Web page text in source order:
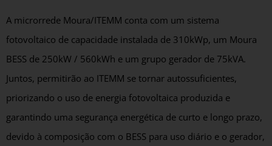
A microrrede Moura/ITEMM conta com um sistema
fotovoltaico de capacidade instalada de 310kWp, um Moura
BESS de 250kW / 560kWh e um grupo gerador de 75kVA.
Juntos, permitirão ao ITEMM se tornar autossuficientes,
priorizando o uso de energia fotovoltaica produzida e
garantindo uma segurança energética de curto e longo prazo,
devido à composição com o BESS para uso diário e o gerador,